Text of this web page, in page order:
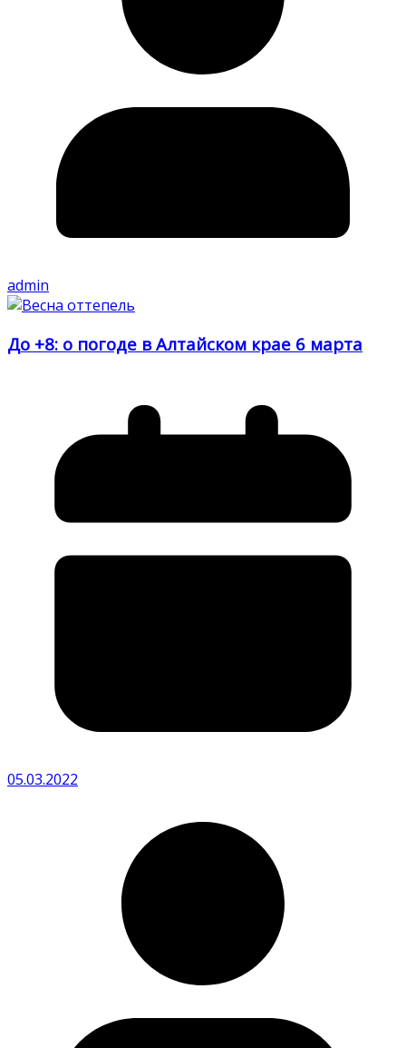
admin
До +8: о погоде в Алтайском крае 6 марта
05.03.2022